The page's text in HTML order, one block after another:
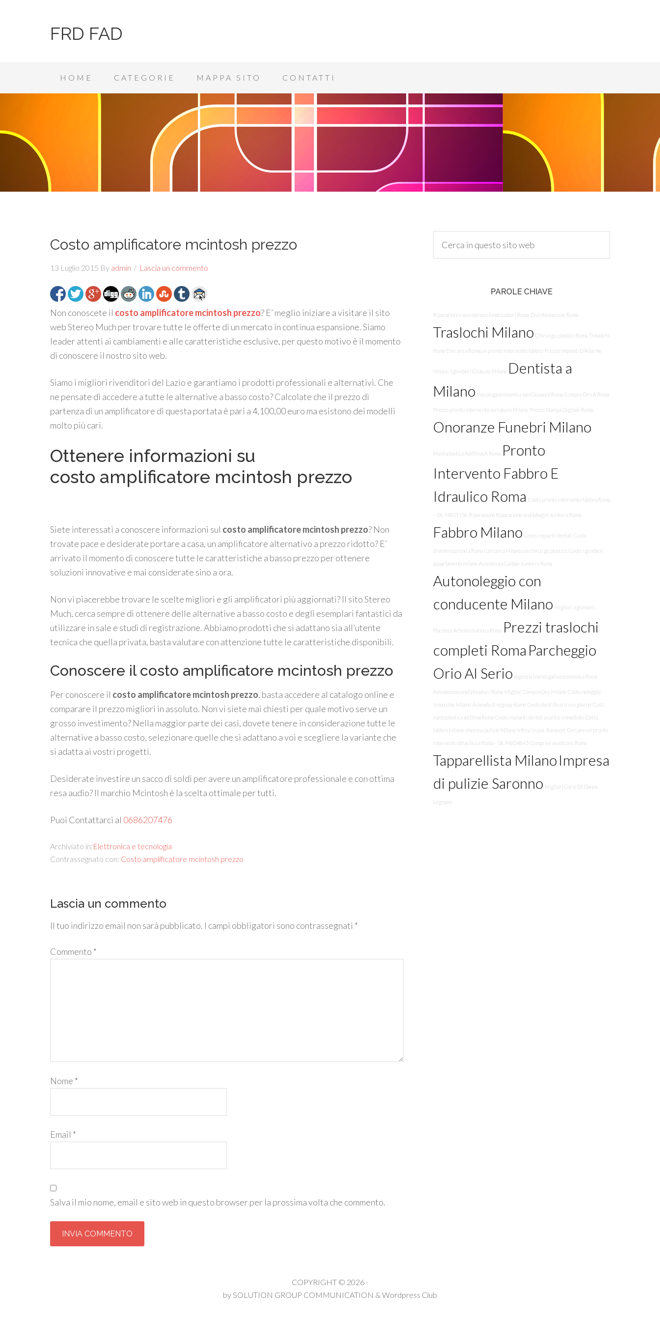
FRD FAD
HOME CATEGORIE MAPPA SITO CONTATTI
Costo amplificatore mcintosh prezzo
13 Luglio 2015 By admin Lascia un commento
Non conoscete il costo amplificatore mcintosh prezzo? E’ meglio iniziare a visitare il sito
web Stereo Much per trovare tutte le offerte di un mercato in continua espansione. Siamo
leader attenti ai cambiamenti e alle caratteristiche esclusive, per questo motivo è il momento
di conoscere il nostro sito web.
Siamo i migliori rivenditori del Lazio e garantiamo i prodotti professionali e alternativi. Che
ne pensate di accedere a tutte le alternative a basso costo? Calcolate che il prezzo di
partenza di un amplificatore di questa portata è pari a 4,100,00 euro ma esistono dei modelli
molto più cari.
Ottenere informazioni su
costo amplificatore mcintosh prezzo
Siete interessati a conoscere informazioni sul costo amplificatore mcintosh prezzo? Non
trovate pace e desiderate portare a casa, un amplificatore alternativo a prezzo ridotto? E’
arrivato il momento di conoscere tutte le caratteristiche a basso prezzo per ottenere
soluzioni innovative e mai considerate sino a ora.
Non vi piacerebbe trovare le scelte migliori e gli amplificatori più aggiornati? Il sito Stereo
Much, cerca sempre di ottenere delle alternative a basso costo e degli esemplari fantastici da
utilizzare in sale e studi di registrazione. Abbiamo prodotti che si adattano sia all’utente
tecnica che quella privata, basta valutare con attenzione tutte le caratteristiche disponibili.
Conoscere il costo amplificatore mcintosh prezzo
Per conoscere il costo amplificatore mcintosh prezzo, basta accedere al catalogo online e
comparare il prezzo migliori in assoluto. Non vi siete mai chiesti per quale motivo serve un
grosso investimento? Nella maggior parte dei casi, dovete tenere in considerazione tutte le
alternative a basso costo, selezionare quelle che si adattano a voi e scegliere la variante che
si adatta ai vostri progetti.
Desiderate investire un sacco di soldi per avere un amplificatore professionale e con ottima
resa audio? Il marchio Mcintosh è la scelta ottimale per tutti.
Puoi Contattarci al 0686207476
Archiviato in:Elettronica e tecnologia
Contrassegnato con: Costo amplificatore mcintosh prezzo
Lascia un commento
Il tuo indirizzo email non sarà pubblicato. I campi obbligatori sono contrassegnati *
Commento *
Nome *
Email *
Salva il mio nome, email e sito web in questo browser per la prossima volta che commento.
PAROLE CHIAVE
Riparazioni e assistenza climatizzatori Roma Disinfestazione Roma
Traslochi Milano Chirurgo plastico Roma Traslochi
Roma Cercare a Roma un pronto intervento fabbro Prezzo Impianti D’Allarme
Milano Sgomberi Gratuiti Milano Dentista a
Milano Psicologa economica san Giovanni Roma Compro Oro A Roma
Prezzo pronto intervento serrature Milano Prezzo Stampa Digitale Roma
Onoranze Funebri Milano
Mastoplastica Additiva A Roma Pronto
Intervento Fabbro E
Idraulico Roma Costo pronto intervento fabbro Roma
– 06.94801156 Riparazione Riparazione scaldabagni Junkers Roma
Fabbro Milano Costo impianti dentali Costo
disinfestazione a Roma Cercare a Milano un chirurgo plastico Costo sgomberi
appartamenti milano Assistenza Caldaie Junkers Roma
Autonoleggio con
conducente Milano Migliori sgomberi
Piacenza Artemisia annua Roma Prezzi traslochi
completi Roma Parcheggio
Orio Al Serio Agenzia investigativa economica Roma
Assistenza condizionatori Roma Miglior Compro Oro Milano Costo noleggio
limousine Milano Azienda di segway Rome Costo denti fissi in un giorno Costi
mastoplastica additiva Roma Costo impianti dentali a carico immediato Costo
fabbro Milano Impresa pulizie Milano Infissi in pvc Roma est Cercare un pronto
intervento idraulico a Roma – 06.94804843 Compro e vendo oro Roma
Tapparellista MilanoImpresa
di pulizie Saronno Migliori Corsi Di Danza
Legnano
COPYRIGHT © 2026 -
bySOLUTION GROUP COMMUNICATION & Wordpress Club